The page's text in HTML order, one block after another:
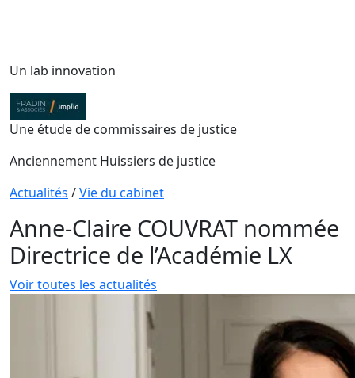
Un lab innovation
Une étude de commissaires de justice
Anciennement Huissiers de justice
Actualités /Vie du cabinet
Anne-Claire COUVRAT nommée
Directrice de l’Académie LX
Voir toutes les actualités